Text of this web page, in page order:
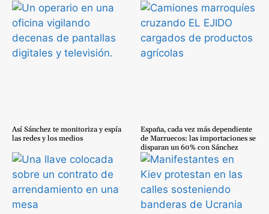
Así Sánchez te monitoriza y espía
las redes y los medios
España, cada vez más dependiente
de Marruecos: las importaciones se
disparan un 60% con Sánchez